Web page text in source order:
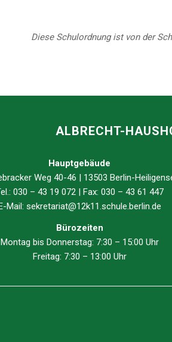
Diese Schulordnung ist von der
ALBRECHT-
Hauptgebäude
Weg 40-46 | 13503 Berlin-
030 – 43 19 072 | Fax: 030 – 43 61 447
Mail: sekretariat@12k11.schule.berlin.de
Bürozeiten
Montag bis Donnerstag: 7:30 – 15:00 Uhr
Freitag: 7:30 – 13:00 Uhr